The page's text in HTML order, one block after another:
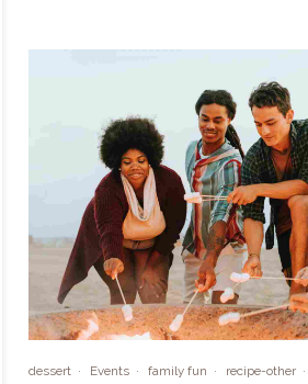
dessert Events family fun recipe-other